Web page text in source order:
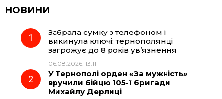
c
e
o
e
r
t
A
НОВИНИ
Забрала сумку з телефоном і
викинула ключі: тернополянці
загрожує до 8 років ув’язнення
06.08.2026, 13:11
У Тернополі орден «За мужність»
вручили бійцю 105-ї бригади
Михайлу Дерлиці